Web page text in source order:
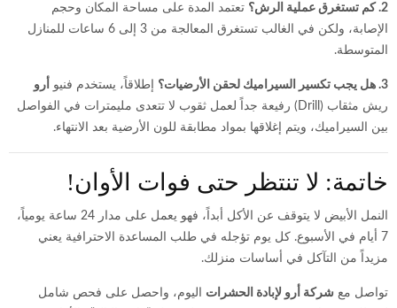
2. كم تستغرق عملية الرش؟
تعتمد المدة على مساحة المكان وحجم
الإصابة، ولكن في الغالب تستغرق المعالجة من 3 إلى 6 ساعات للمنازل
المتوسطة.
3. هل يجب تكسير السيراميك لحقن الأرضيات؟ إطلاقاً، يستخدم فنيو
أرو
ريش مثقاب (Drill) رفيعة جداً لعمل ثقوب لا تتعدى مليمترات في الفواصل
بين السيراميك، ويتم إغلاقها بمواد مطابقة للون الأرضية بعد الانتهاء.
خاتمة: لا تنتظر حتى فوات الأوان!
النمل الأبيض لا يتوقف عن الأكل أبداً، فهو يعمل على مدار 24 ساعة يومياً،
7 أيام في الأسبوع. كل يوم تؤجله في طلب المساعدة الاحترافية يعني
مزيداً من التآكل في أساسات منزلك.
تواصل مع شركة أرو لإبادة الحشرات اليوم، واحصل على فحص شامل